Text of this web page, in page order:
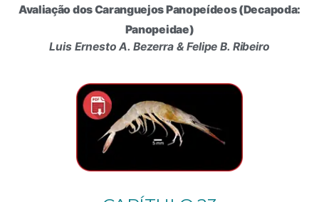
Avaliação dos Caranguejos Panopeídeos (Decapoda:
Panopeidae)
Luis Ernesto A. Bezerra & Felipe B. Ribeiro